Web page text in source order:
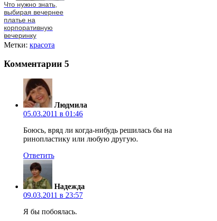
Что нужно знать,
выбирая вечернее
платье на
корпоративную
вечеринку
Метки: красота
Комментарии 5
Людмила
05.03.2011 в 01:46
Боюсь, вряд ли когда-нибудь решилась бы на
ринопластику или любую другую.
Ответить
Надежда
09.03.2011 в 23:57
Я бы побоялась.